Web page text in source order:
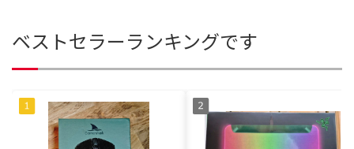
ベストセラーランキングです